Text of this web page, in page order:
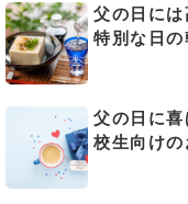
父の日には
特別な日
父の日に
校生向け